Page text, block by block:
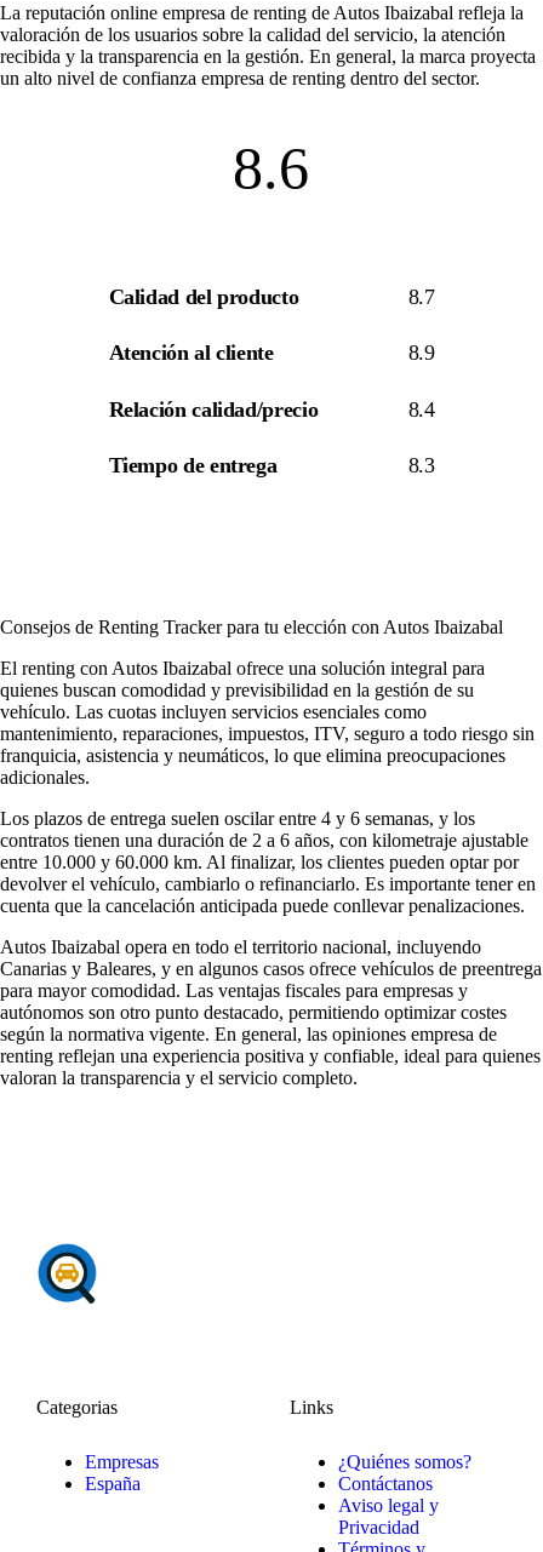
La reputación online empresa de renting de Autos Ibaizabal refleja la
valoración de los usuarios sobre la calidad del servicio, la atención
recibida y la transparencia en la gestión. En general, la marca proyecta
un alto nivel de confianza empresa de renting dentro del sector.
8.6
Calidad del producto 8.7
Atención al cliente 8.9
Relación calidad/precio 8.4
Tiempo de entrega 8.3
Consejos de Renting Tracker para tu elección con Autos Ibaizabal
El renting con Autos Ibaizabal ofrece una solución integral para
quienes buscan comodidad y previsibilidad en la gestión de su
vehículo. Las cuotas incluyen servicios esenciales como
mantenimiento, reparaciones, impuestos, ITV, seguro a todo riesgo sin
franquicia, asistencia y neumáticos, lo que elimina preocupaciones
adicionales.
Los plazos de entrega suelen oscilar entre 4 y 6 semanas, y los
contratos tienen una duración de 2 a 6 años, con kilometraje ajustable
entre 10.000 y 60.000 km. Al finalizar, los clientes pueden optar por
devolver el vehículo, cambiarlo o refinanciarlo. Es importante tener en
cuenta que la cancelación anticipada puede conllevar penalizaciones.
Autos Ibaizabal opera en todo el territorio nacional, incluyendo
Canarias y Baleares, y en algunos casos ofrece vehículos de preentrega
para mayor comodidad. Las ventajas fiscales para empresas y
autónomos son otro punto destacado, permitiendo optimizar costes
según la normativa vigente. En general, las opiniones empresa de
renting reflejan una experiencia positiva y confiable, ideal para quienes
valoran la transparencia y el servicio completo.
Categorias
Empresas
España
Links
¿Quiénes somos?
Contáctanos
Aviso legal y
Privacidad